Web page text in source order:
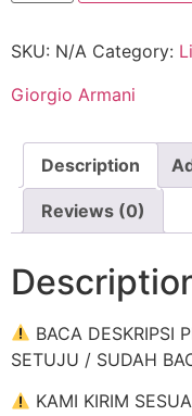
SKU: N/A Category:
Giorgio Armani
Description
Reviews (0)
BACA DESKRIPSI
SETUJU / SUDAH
KAMI KIRIM